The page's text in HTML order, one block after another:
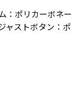
：ポリカーボネ
ャストボタン：